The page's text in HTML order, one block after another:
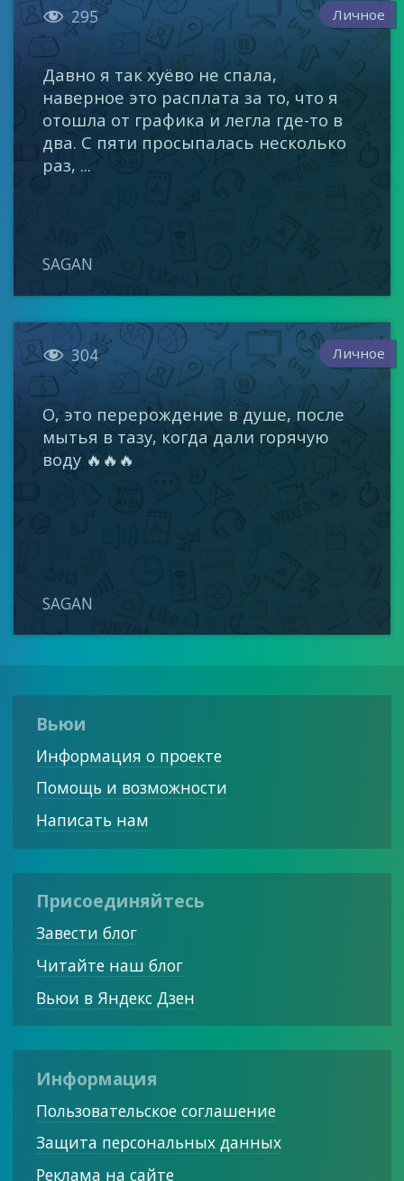
 295 Личное
Давно я так хуёво не спала,
наверное это расплата за то, что я
отошла от графика и легла где-то в
два. С пяти просыпалась несколько
раз, ...
SAGAN
 304 Личное
О, это перерождение в душе, после
мытья в тазу, когда дали горячую
воду 🔥🔥🔥
SAGAN
Вьюи
Информация о проекте
Помощь и возможности
Написать нам
Присоединяйтесь
Завести блог
Читайте наш блог
Вьюи в Яндекс Дзен
Информация
Пользовательское соглашение
Защита персональных данных
Реклама на сайте